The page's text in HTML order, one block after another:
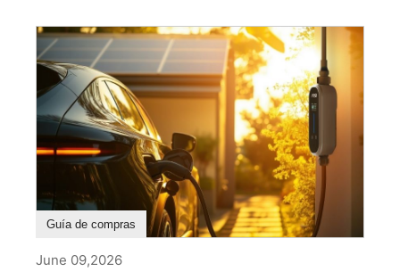
Guía de compras
June 09,2026